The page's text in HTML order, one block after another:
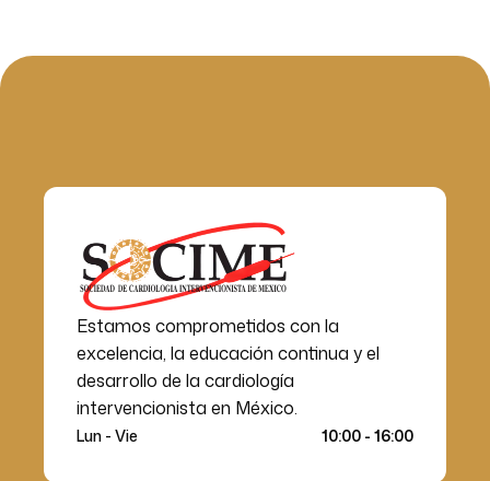
Estamos comprometidos con la
excelencia, la educación continua y el
desarrollo de la cardiología
intervencionista en México.
Lun - Vie 10:00 - 16:00